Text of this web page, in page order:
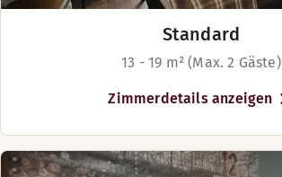
Standard
13 - 19 m² (Max. 2 Gäste)
Zimmerdetails anzeigen
Montag: Geschlossen
Dienstag-Samstag: 15:00-23:00